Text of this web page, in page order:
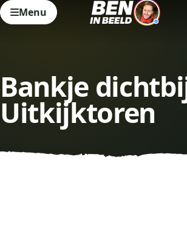
Menu
Bankje
Uitkijktoren